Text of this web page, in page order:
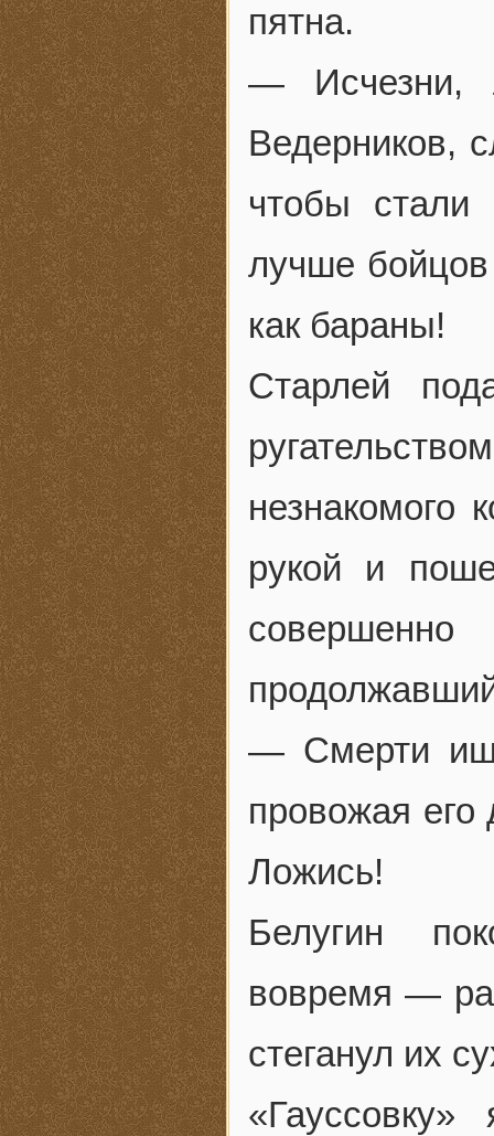
пятна.
— Исчезни,
Ведерников,
чтобы
лучше
как бараны!
Старлей
незнакомого
рукой и
— Смерти
провожая
Ложись!
Белугин
вовремя —
стеганул их